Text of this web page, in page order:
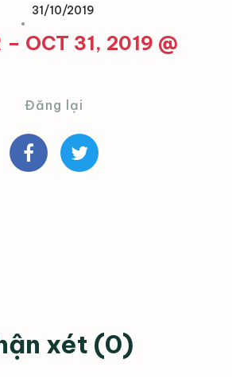
31/10/2019
– OCT 31, 2019 @
Đăng lại
xét (0)